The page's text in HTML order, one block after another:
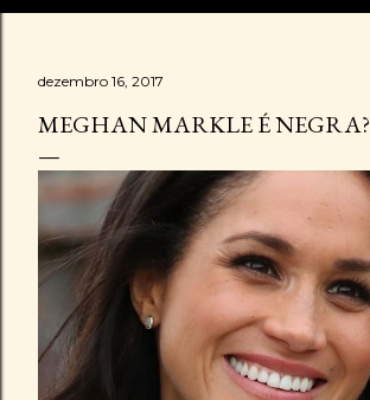
dezembro 16, 2017
MEGHAN MARKLE É NEGRA?